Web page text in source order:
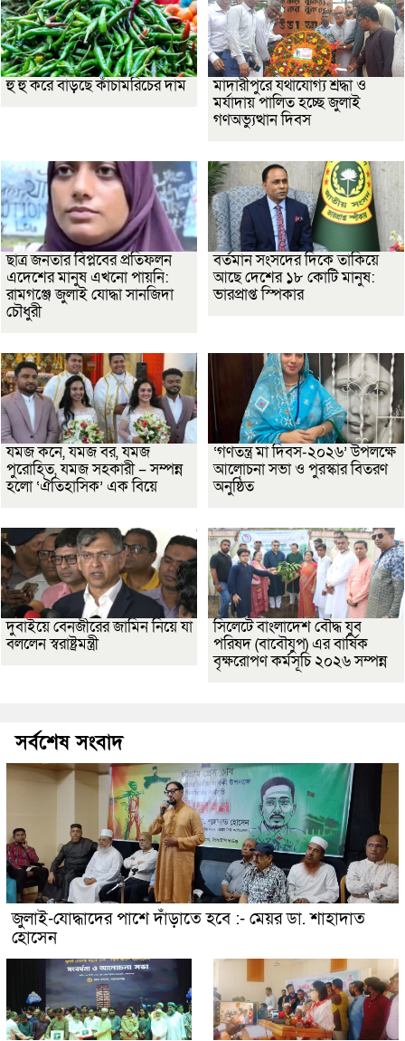
হু হু করে বাড়ছে কাঁচামরিচের দাম
মাদারীপুরে যথাযোগ্য শ্রদ্ধা ও
মর্যাদায় পালিত হচ্ছে জুলাই
গণঅভ্যুত্থান দিবস
ছাত্র জনতার বিপ্লবের প্রতিফলন
এদেশের মানুষ এখনো পায়নি:
রামগঞ্জে জুলাই যোদ্ধা সানজিদা
চৌধুরী
বর্তমান সংসদের দিকে তাকিয়ে
আছে দেশের ১৮ কোটি মানুষ:
ভারপ্রাপ্ত স্পিকার
যমজ কনে, যমজ বর, যমজ
পুরোহিত, যমজ সহকারী – সম্পন্ন
হলো ‘ঐতিহাসিক’ এক বিয়ে
‘গণতন্ত্র মা দিবস-২০২৬’ উপলক্ষে
আলোচনা সভা ও পুরস্কার বিতরণ
অনুষ্ঠিত
দুবাইয়ে বেনজীরের জামিন নিয়ে যা
বললেন স্বরাষ্ট্রমন্ত্রী
সিলেটে বাংলাদেশ বৌদ্ধ যুব
পরিষদ (বাবৌযুপ) এর বার্ষিক
বৃক্ষরোপণ কর্মসূচি ২০২৬ সম্পন্ন
সর্বশেষ সংবাদ
জুলাই-যোদ্ধাদের পাশে দাঁড়াতে হবে :- মেয়র ডা. শাহাদাত
হোসেন